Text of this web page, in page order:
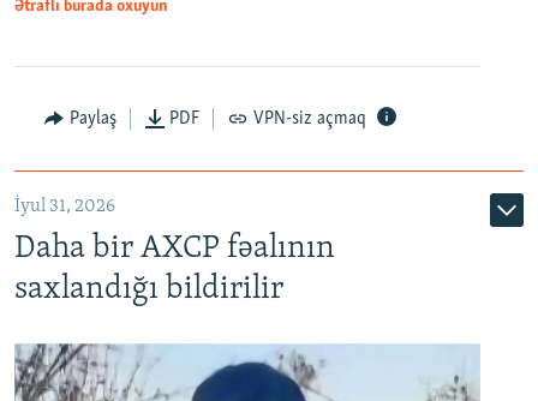
Ətraflı burada oxuyun
Paylaş PDF VPN-siz açmaq
İyul 31, 2026
Daha bir AXCP fəalının
saxlandığı bildirilir